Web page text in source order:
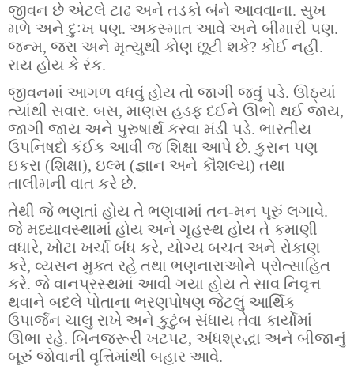
જીવન છે એટલે ટાઢ અને તડકો બંને આવવાના. સુખ
મળે અને દુઃખ પણ. અકસ્માત આવે અને બીમારી પણ.
જન્મ, જરા અને મૃત્યુથી કોણ છૂટી શકે? કોઈ નહીં.
રાય હોય કે રંક.
જીવનમાં આગળ વધવું હોય તો જાગી જવું પડે. ઊઠ્યાં
ત્યાંથી સવાર. બસ, માણસ હડફ દઈને ઊભો થઈ જાય,
જાગી જાય અને પુરુષાર્થ કરવા મંડી પડે. ભારતીય
ઉપનિષદો કંઈક આવી જ શિક્ષા આપે છે. કુરાન પણ
ઇકરા (શિક્ષા), ઇલ્મ (જ્ઞાન અને કૌશલ્ય) તથા
તાલીમની વાત કરે છે.
તેથી જે ભણતાં હોય તે ભણવામાં તન-મન પૂરું લગાવે.
જે મધ્યાવસ્થામાં હોય અને ગૃહસ્થ હોય તે કમાણી
વધારે, ખોટા ખર્ચા બંધ કરે, યોગ્ય બચત અને રોકાણ
કરે, વ્યસન મુક્ત રહે તથા ભણનારાઓને પ્રોત્સાહિત
કરે. જે વાનપ્રસ્થમાં આવી ગયા હોય તે સાવ નિવૃત્ત
થવાને બદલે પોતાના ભરણપોષણ જેટલું આર્થિક
ઉપાર્જન ચાલુ રાખે અને કુટુંબ સંધાય તેવા કાર્યોમાં
ઊભા રહે. બિનજરૂરી ખટપટ, અંધશ્રદ્ધા અને બીજાનું
બૂરું જોવાની વૃત્તિમાંથી બહાર આવે.